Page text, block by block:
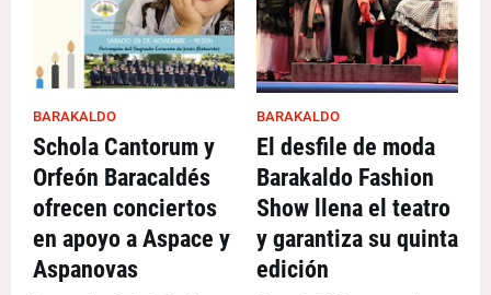
BARAKALDO
Schola Cantorum y
Orfeón Baracaldés
ofrecen conciertos
en apoyo a Aspace y
Aspanovas
BARAKALDO
El desfile de moda
Barakaldo Fashion
Show llena el teatro
y garantiza su quinta
edición